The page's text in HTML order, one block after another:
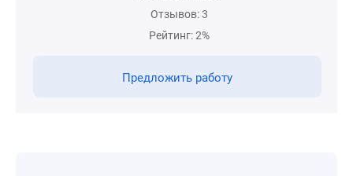
Отзывов: 3
Рейтинг: 2%
Предложить работу